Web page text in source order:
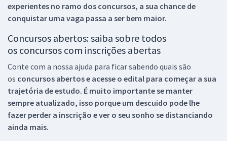
experientes no ramo dos concursos, a sua chance de
conquistar uma vaga passa a ser bem maior.
Concursos abertos: saiba sobre todos
os concursos com inscrições abertas
Conte com a nossa ajuda para ficar sabendo quais são
os concursos abertos e acesse o edital para começar a sua
trajetória de estudo. É muito importante se manter
sempre atualizado, isso porque um descuido pode lhe
fazer perder a inscrição e ver o seu sonho se distanciando
ainda mais.